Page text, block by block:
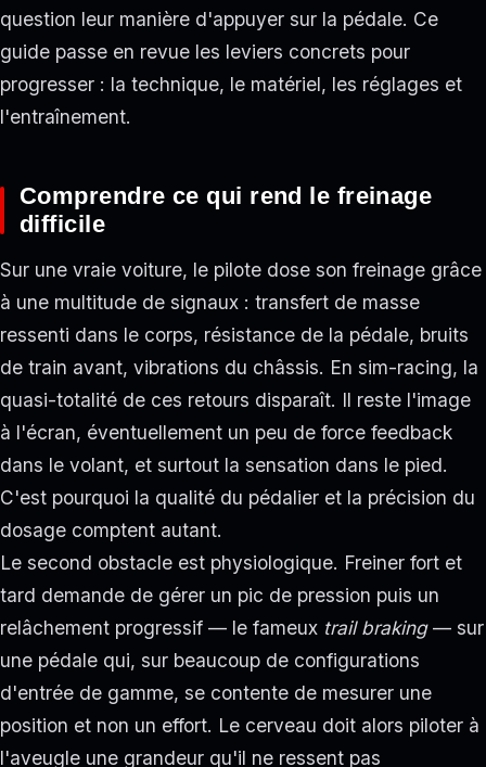
question leur manière d'appuyer sur la pédale. Ce
guide passe en revue les leviers concrets pour
progresser : la technique, le matériel, les réglages et
l'entraînement.
Comprendre ce qui rend le freinage
difficile
Sur une vraie voiture, le pilote dose son freinage grâce
à une multitude de signaux : transfert de masse
ressenti dans le corps, résistance de la pédale, bruits
de train avant, vibrations du châssis. En sim-racing, la
quasi-totalité de ces retours disparaît. Il reste l'image
à l'écran, éventuellement un peu de force feedback
dans le volant, et surtout la sensation dans le pied.
C'est pourquoi la qualité du pédalier et la précision du
dosage comptent autant.
Le second obstacle est physiologique. Freiner fort et
tard demande de gérer un pic de pression puis un
relâchement progressif — le fameux trail braking— sur
une pédale qui, sur beaucoup de configurations
d'entrée de gamme, se contente de mesurer une
position et non un effort. Le cerveau doit alors piloter à
l'aveugle une grandeur qu'il ne ressent pas